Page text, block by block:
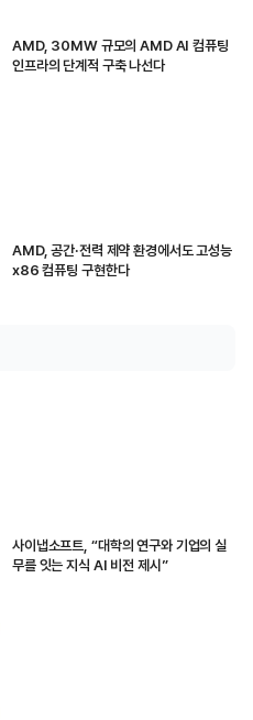
AMD, 30MW 규모의 AMD AI 컴퓨팅
인프라의 단계적 구축 나선다
AMD, 공간·전력 제약 환경에서도 고성능
x86 컴퓨팅 구현한다
사이냅소프트, “대학의 연구와 기업의 실
무를 잇는 지식 AI 비전 제시”